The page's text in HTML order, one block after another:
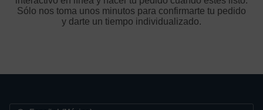
Sólo nos toma unos minutos para confirmarte tu pedido
y darte un tiempo individualizado.